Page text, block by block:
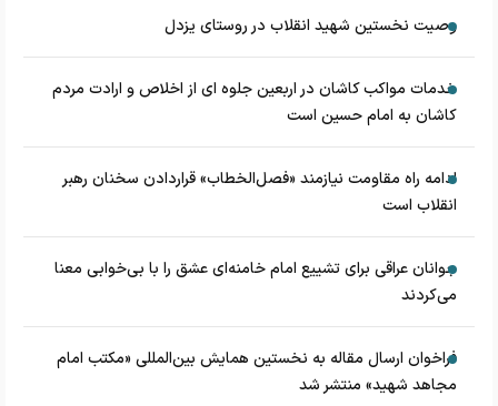
وصیت نخستین شهید انقلاب در روستای یزدل
خدمات مواکب کاشان در اربعین جلوه ای از اخلاص و ارادت مردم
کاشان به امام حسین است
ادامه راه مقاومت نیازمند «فصل‌الخطاب» قراردادن سخنان رهبر
انقلاب است
جوانان عراقی برای تشییع امام خامنه‌ای عشق را با بی‌خوابی معنا
می‌کردند
فراخوان ارسال مقاله به نخستین همایش بین‌المللی «مکتب امام
مجاهد شهید» منتشر شد